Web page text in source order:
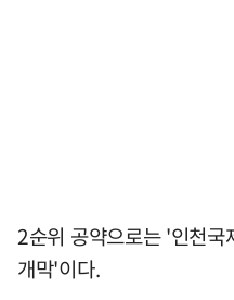
2순위 공약으로는 '인천
개막'이다.